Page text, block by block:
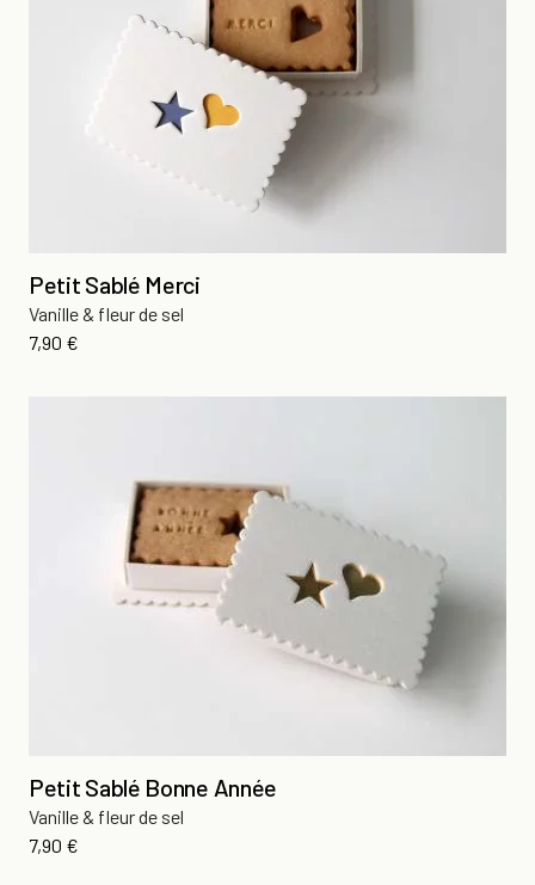
Petit Sablé Merci
Vanille & fleur de sel
Prix
7,90 €
Petit Sablé Bonne Année
Vanille & fleur de sel
Prix
7,90 €